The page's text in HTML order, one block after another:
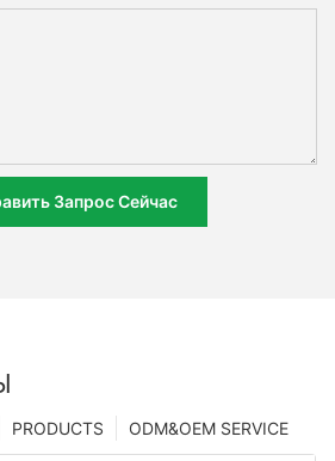
Запрос Сейчас
ODM&OEM SERVICE
PRODUCTS